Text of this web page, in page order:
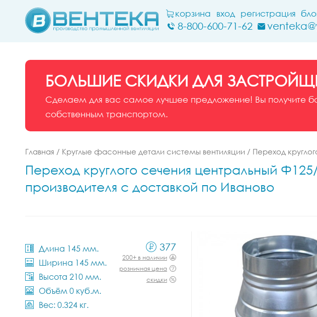
корзина вход регистрация
8-800-600-71-62
БОЛЬШИЕ СКИДКИ ДЛЯ
Сделаем для вас самое лучшее предложение! Вы получите
собственным транспортом.
Главная / Круглые фасонные детали системы вентиляции / Переход
Переход круглого сечения центральный
производителя с доставкой по Иваново
Длина 145 мм.
Ширина 145 мм.
Высота 210 мм.
Объём 0 куб.м.
Вес: 0.324 кг.
377
200+ в наличии
розничная цена
скидки